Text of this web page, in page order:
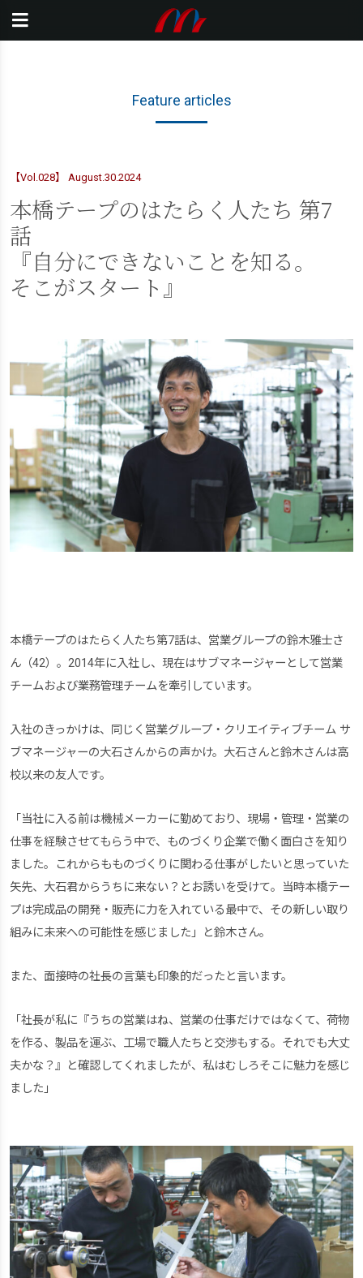
Feature articles
【Vol.028】 August.30.2024
本橋テープのはたらく人たち 第7
話
『自分にできないことを知る。
そこがスタート』
本橋テープのはたらく人たち第7話は、営業グループの鈴木雅士さ
ん（42）。2014年に入社し、現在はサブマネージャーとして営業
チームおよび業務管理チームを牽引しています。
入社のきっかけは、同じく営業グループ・クリエイティブチーム サ
ブマネージャーの大石さんからの声かけ。大石さんと鈴木さんは高
校以来の友人です。
「当社に入る前は機械メーカーに勤めており、現場・管理・営業の
仕事を経験させてもらう中で、ものづくり企業で働く面白さを知り
ました。これからもものづくりに関わる仕事がしたいと思っていた
矢先、大石君からうちに来ない？とお誘いを受けて。当時本橋テー
プは完成品の開発・販売に力を入れている最中で、その新しい取り
組みに未来への可能性を感じました」と鈴木さん。
また、面接時の社長の言葉も印象的だったと言います。
「社長が私に『うちの営業はね、営業の仕事だけではなくて、荷物
を作る、製品を運ぶ、工場で職人たちと交渉もする。それでも大丈
夫かな？』と確認してくれましたが、私はむしろそこに魅力を感じ
ました」